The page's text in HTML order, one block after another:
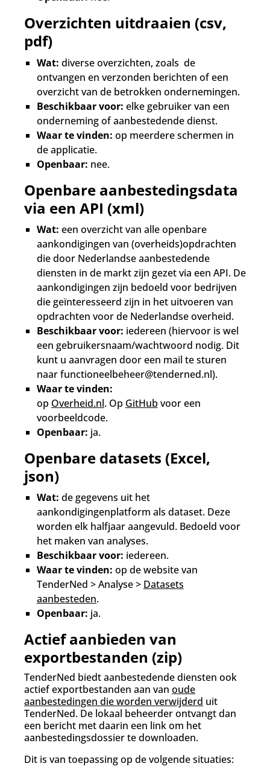
Overzichten uitdraaien (csv,
pdf)
Wat: diverse overzichten, zoals de
ontvangen en verzonden berichten of een
overzicht van de betrokken ondernemingen.
Beschikbaar voor: elke gebruiker van een
onderneming of aanbestedende dienst.
Waar te vinden: op meerdere schermen in
de applicatie.
Openbaar: nee.
Openbare aanbestedingsdata
via een API (xml)
Wat: een overzicht van alle openbare
aankondigingen van (overheids)opdrachten
die door Nederlandse aanbestedende
diensten in de markt zijn gezet via een API. De
aankondigingen zijn bedoeld voor bedrijven
die geïnteresseerd zijn in het uitvoeren van
opdrachten voor de Nederlandse overheid.
Beschikbaar voor: iedereen (hiervoor is wel
een gebruikersnaam/wachtwoord nodig. Dit
kunt u aanvragen door een mail te sturen
naar functioneelbeheer@tenderned.nl).
Waar te vinden:
op Overheid.nl. Op GitHub voor een
voorbeeldcode.
Openbaar: ja.
Openbare datasets (Excel,
json)
Wat: de gegevens uit het
aankondigingenplatform als dataset. Deze
worden elk halfjaar aangevuld. Bedoeld voor
het maken van analyses.
Beschikbaar voor: iedereen.
Waar te vinden: op de website van
TenderNed > Analyse > Datasets
aanbesteden.
Openbaar: ja.
Actief aanbieden van
exportbestanden (zip)
TenderNed biedt aanbestedende diensten ook
actief exportbestanden aan van oude
aanbestedingen die worden verwijderd uit
TenderNed. De lokaal beheerder ontvangt dan
een bericht met daarin een link om het
aanbestedingsdossier te downloaden.
Dit is van toepassing op de volgende situaties: